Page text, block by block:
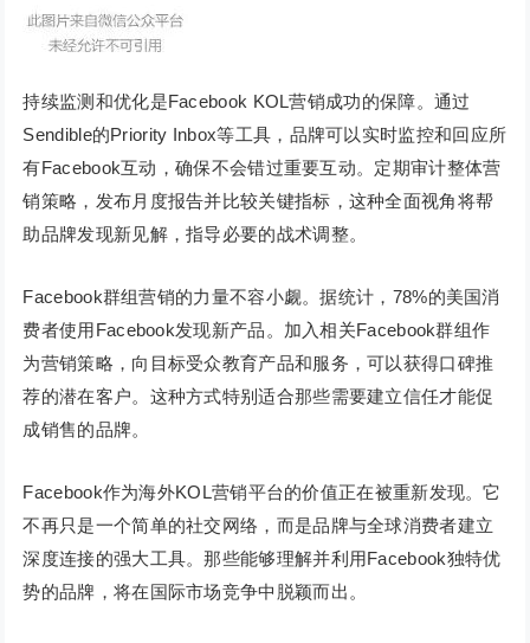
持续监测和优化是Facebook KOL营销成功的保障。通过
Sendible的Priority Inbox等工具，品牌可以实时监控和回应所
有Facebook互动，确保不会错过重要互动。定期审计整体营
销策略，发布月度报告并比较关键指标，这种全面视角将帮
助品牌发现新见解，指导必要的战术调整。
Facebook群组营销的力量不容小觑。据统计，78%的美国消
费者使用Facebook发现新产品。加入相关Facebook群组作
为营销策略，向目标受众教育产品和服务，可以获得口碑推
荐的潜在客户。这种方式特别适合那些需要建立信任才能促
成销售的品牌。
Facebook作为海外KOL营销平台的价值正在被重新发现。它
不再只是一个简单的社交网络，而是品牌与全球消费者建立
深度连接的强大工具。那些能够理解并利用Facebook独特优
势的品牌，将在国际市场竞争中脱颖而出。